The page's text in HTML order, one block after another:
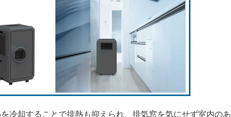
冷却することで排熱も抑えられ、排気窓を気にせず室内のあ